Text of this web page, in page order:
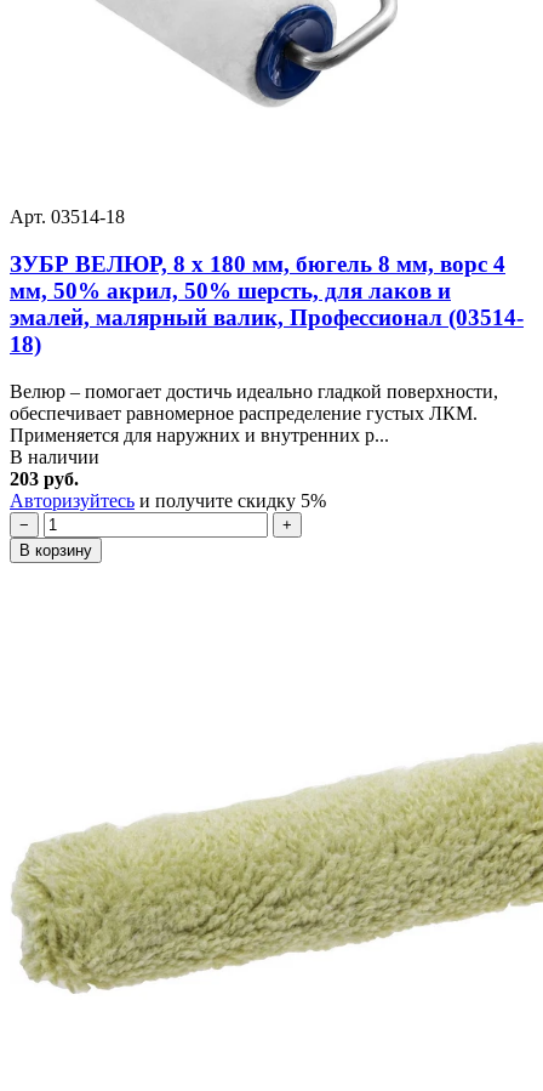
Арт. 03514-18
ЗУБР ВЕЛЮР, 8 х 180 мм, бюгель 8 мм, ворс 4
мм, 50% акрил, 50% шерсть, для лаков и
эмалей, малярный валик, Профессионал (03514-
18)
Велюр – помогает достичь идеально гладкой поверхности,
обеспечивает равномерное распределение густых ЛКМ.
Применяется для наружних и внутренних р...
В наличии
203 руб.
Авторизуйтесь и получите скидку 5%
−
+
В корзину